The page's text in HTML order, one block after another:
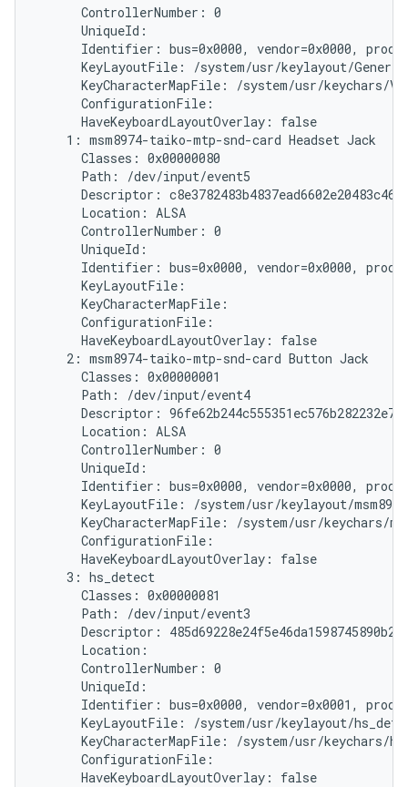
      ControllerNumber: 0
      UniqueId:
Identifier: bus=0x0000, vendor=0x0000,
KeyLayoutFile: /system/usr/keylayout/
KeyCharacterMapFile: /system/usr/keychars/
      ConfigurationFile:
      HaveKeyboardLayoutOverlay: false
    1: msm8974-taiko-mtp-snd-card Headset Jack
      Classes: 0x00000080
      Path: /dev/input/event5
Descriptor:
      Location: ALSA
      ControllerNumber: 0
      UniqueId:
Identifier: bus=0x0000, vendor=0x0000,
      KeyLayoutFile:
      KeyCharacterMapFile:
      ConfigurationFile:
      HaveKeyboardLayoutOverlay: false
    2: msm8974-taiko-mtp-snd-card Button Jack
      Classes: 0x00000001
      Path: /dev/input/event4
Descriptor:
      Location: ALSA
      ControllerNumber: 0
      UniqueId:
Identifier: bus=0x0000, vendor=0x0000,
KeyLayoutFile: /system/usr/keylayout/
KeyCharacterMapFile: /system/usr/keychars/
      ConfigurationFile:
      HaveKeyboardLayoutOverlay: false
    3: hs_detect
      Classes: 0x00000081
      Path: /dev/input/event3
Descriptor:
      Location:
      ControllerNumber: 0
      UniqueId:
Identifier: bus=0x0000, vendor=0x0001,
KeyLayoutFile: /system/usr/keylayout/
KeyCharacterMapFile: /system/usr/keychars/
      ConfigurationFile:
      HaveKeyboardLayoutOverlay: false